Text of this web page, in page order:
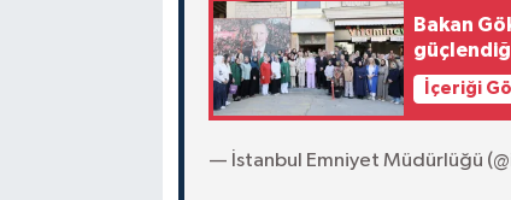
Bakan
İçeriği
— İstanbul Emniyet Müdürlüğü